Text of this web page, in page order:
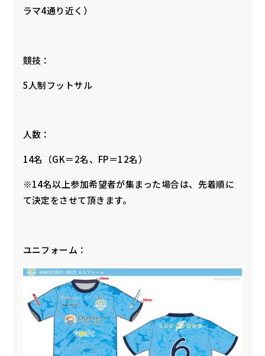
ラマ4通り近く）
競技：
5人制フットサル
人数：
14名（GK＝2名、FP＝12名）
※14名以上参加希望者が集まった場合は、先着順に
て決定をさせて頂きます。
ユニフォーム：